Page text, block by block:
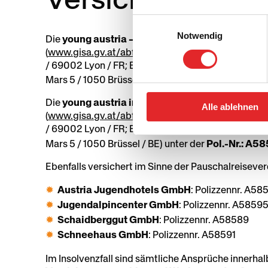
Notwendig
Alle ablehnen
Dieyoung austria – Österreichs
(www.gisa.gv.at/abfrage ) eingetragen und ist im
/ 69002 Lyon / FR; Email:
contact@arcus-
Mars 5 / 1050 Brüssel / BE) unter derPol.-Nr.:
Dieyoung austria international GmbH & Co KG
(www.gisa.gv.at/abfrage
/ 69002 Lyon / FR; Email:
Mars 5 / 1050 Brüssel / BE) unter der Pol.-Nr.:
Ebenfalls versichert im Sinne der
Austria Jugendhotels GmbH: Polizzennr.
Jugendalpincenter GmbH: Polizzennr. A58595
Schaidberggut GmbH: Polizzennr. A58589
Schneehaus GmbH: Polizzennr. A58591
Im Insolvenzfall sind sämtliche Ansprüche